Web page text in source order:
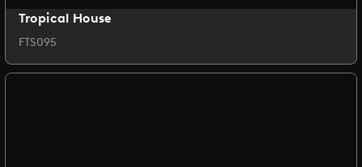
Tropical House
FTS095